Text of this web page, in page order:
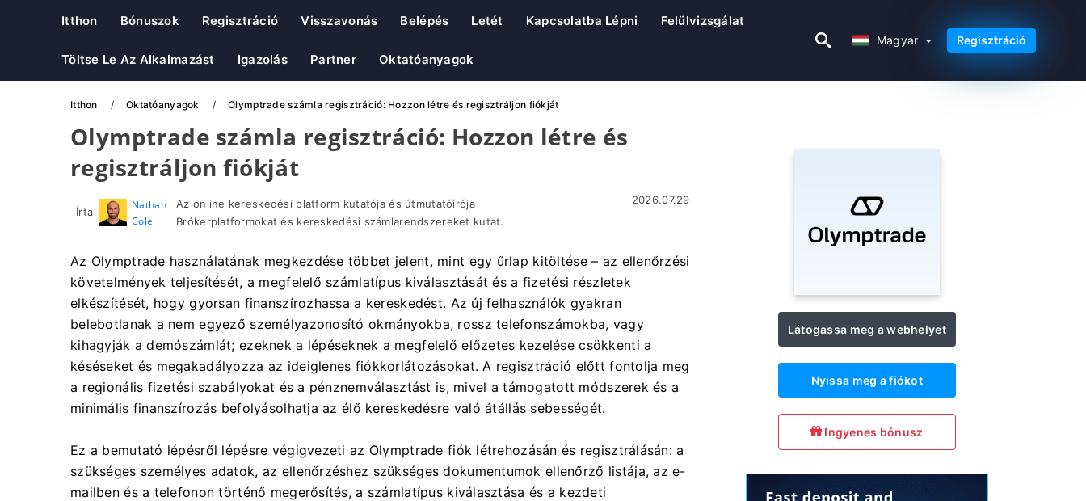
Itthon Bónuszok Regisztráció Visszavonás Belépés Letét Kapcsolatba Lépni Felülvizsgálat
Töltse Le Az Alkalmazást Igazolás Partner Oktatóanyagok
Magyar Regisztráció
Itthon Oktatóanyagok Olymptrade számla regisztráció: Hozzon létre és regisztráljon fiókját
Olymptrade számla regisztráció: Hozzon létre és
regisztráljon fiókját
Írta
Nathan
Cole
Az online kereskedési platform kutatója és útmutatóírója
Brókerplatformokat és kereskedési számlarendszereket kutat.
2026.07.29
Az Olymptrade használatának megkezdése többet jelent, mint egy űrlap kitöltése – az ellenőrzési
követelmények teljesítését, a megfelelő számlatípus kiválasztását és a fizetési részletek
elkészítését, hogy gyorsan finanszírozhassa a kereskedést. Az új felhasználók gyakran
belebotlanak a nem egyező személyazonosító okmányokba, rossz telefonszámokba, vagy
kihagyják a demószámlát; ezeknek a lépéseknek a megfelelő előzetes kezelése csökkenti a
késéseket és megakadályozza az ideiglenes fiókkorlátozásokat. A regisztráció előtt fontolja meg
a regionális fizetési szabályokat és a pénznemválasztást is, mivel a támogatott módszerek és a
minimális finanszírozás befolyásolhatja az élő kereskedésre való átállás sebességét.
Ez a bemutató lépésről lépésre végigvezeti az Olymptrade fiók létrehozásán és regisztrálásán: a
szükséges személyes adatok, az ellenőrzéshez szükséges dokumentumok ellenőrző listája, az e-
mailben és a telefonon történő megerősítés, a számlatípus kiválasztása és a kezdeti
Látogassa meg a webhelyet
Nyissa meg a fiókot
Ingyenes bónusz